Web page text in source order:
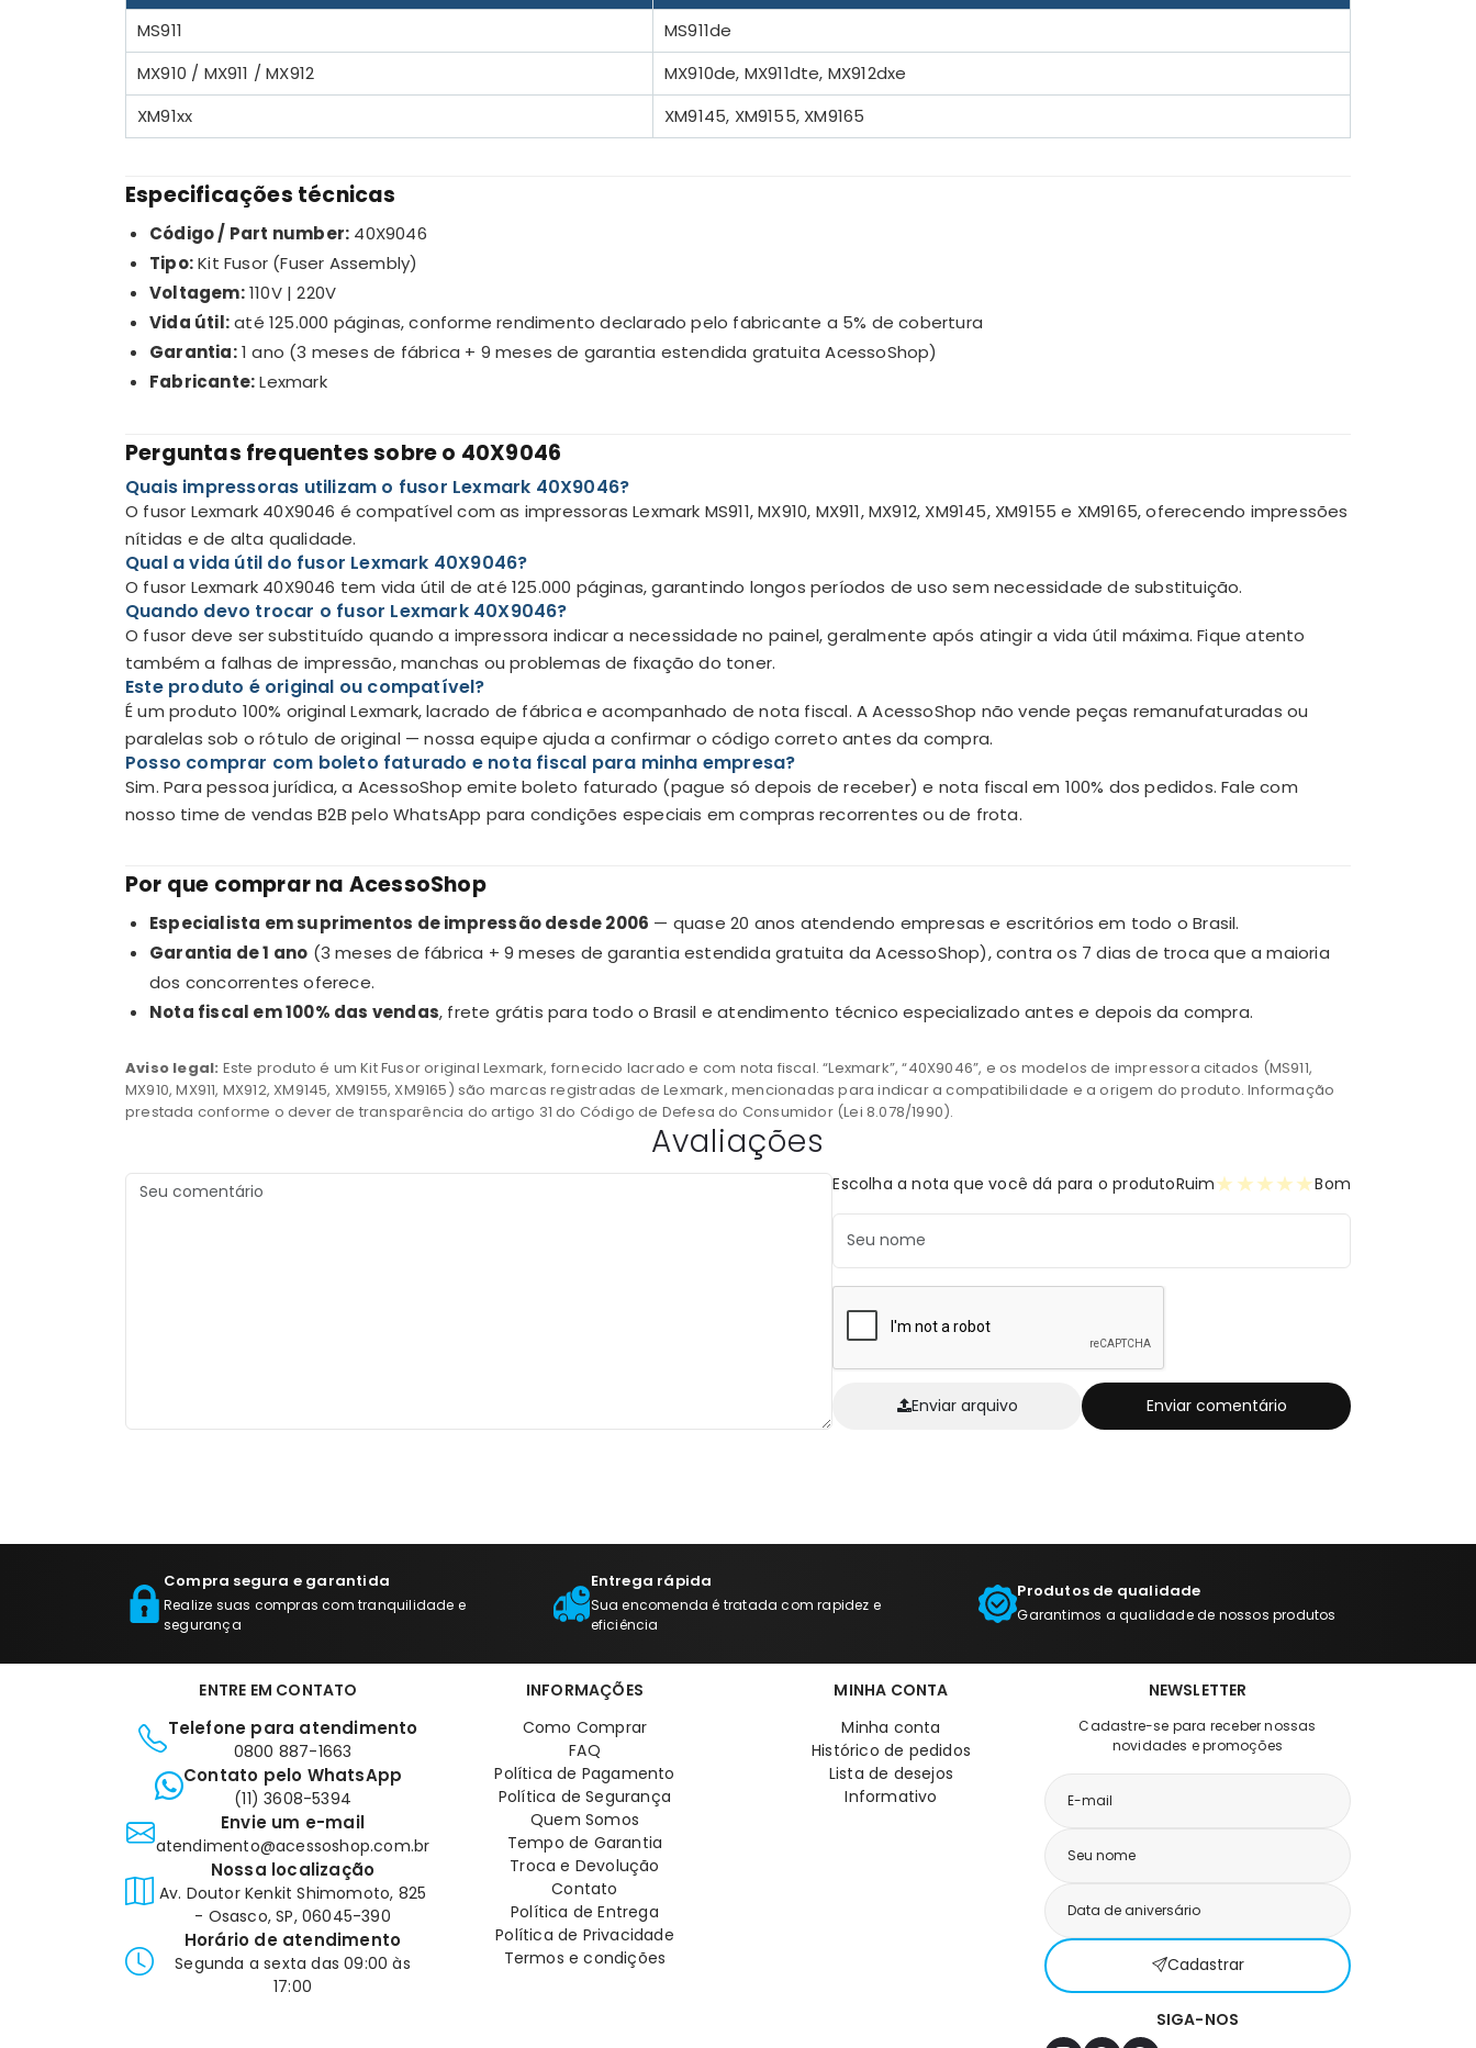
MS911
MS911de
MX910 / MX911 / MX912
MX910de, MX911dte, MX912dxe
XM91xx
XM9145, XM9155, XM9165
Especificações técnicas
Código / Part number: 40X9046
Tipo:Kit Fusor (Fuser Assembly)
Voltagem:110V | 220V
Vida útil:até 125.000 páginas, conforme rendimento declarado pelo fabricante a 5% de cobertura
Garantia:1 ano (3 meses de fábrica + 9 meses de garantia estendida gratuita AcessoShop)
Fabricante:Lexmark
Perguntas frequentes sobre o 40X9046
Quais impressoras utilizam o fusor Lexmark 40X9046?
O fusor Lexmark 40X9046 é compatível com as impressoras Lexmark MS911, MX910, MX911, MX912, XM9145, XM9155 e XM9165, oferecendo impressões
nítidas e de alta qualidade.
Qual a vida útil do fusor Lexmark 40X9046?
O fusor Lexmark 40X9046 tem vida útil de até 125.000 páginas, garantindo longos períodos de uso sem necessidade de substituição.
Quando devo trocar o fusor Lexmark 40X9046?
O fusor deve ser substituído quando a impressora indicar a necessidade no painel, geralmente após atingir a vida útil máxima. Fique atento
também a falhas de impressão, manchas ou problemas de fixação do toner.
Este produto é original ou compatível?
É um produto 100% original Lexmark, lacrado de fábrica e acompanhado de nota fiscal. A AcessoShop não vende peças remanufaturadas ou
paralelas sob o rótulo de original — nossa equipe ajuda a confirmar o código correto antes da compra.
Posso comprar com boleto faturado e nota fiscal para minha empresa?
Sim. Para pessoa jurídica, a AcessoShop emite boleto faturado (pague só depois de receber) e nota fiscal em 100% dos pedidos. Fale com
nosso time de vendas B2B pelo WhatsApp para condições especiais em compras recorrentes ou de frota.
Por que comprar na AcessoShop
Especialista em suprimentos de impressão desde 2006 — quase 20 anos atendendo empresas e escritórios em todo o Brasil.
Garantia de 1 ano (3 meses de fábrica + 9 meses de garantia estendida gratuita da AcessoShop), contra os 7 dias de troca que a maioria
dos concorrentes oferece.
Nota fiscal em 100% das vendas, frete grátis para todo o Brasil e atendimento técnico especializado antes e depois da compra.
Aviso legal: Este produto é um Kit Fusor original Lexmark, fornecido lacrado e com nota fiscal. “Lexmark”, “40X9046”, e os modelos de impressora citados (MS911,
MX910, MX911, MX912, XM9145, XM9155, XM9165) são marcas registradas de Lexmark, mencionadas para indicar a compatibilidade e a origem do produto. Informação
prestada conforme o dever de transparência do artigo 31 do Código de Defesa do Consumidor (Lei 8.078/1990).
Avaliações
Escolha a nota que você dá para o produtoRuim ★
★
★
★
★ Bom
Enviar arquivo Enviar comentário
Compra segura e garantida
Realize suas compras com tranquilidade e
segurança
Entrega rápida
Sua encomenda é tratada com rapidez e
eficiência
Produtos de qualidade
Garantimos a qualidade de nossos produtos
ENTRE EM CONTATO
Telefone para atendimento
0800 887-1663
Contato pelo WhatsApp
(11) 3608-5394
Envie um e-mail
atendimento@acessoshop.com.br
Nossa localização
Av. Doutor Kenkit Shimomoto, 825
- Osasco, SP, 06045-390
Horário de atendimento
Segunda a sexta das 09:00 às
17:00
INFORMAÇÕES
Como Comprar
FAQ
Política de Pagamento
Política de Segurança
Quem Somos
Tempo de Garantia
Troca e Devolução
Contato
Política de Entrega
Política de Privacidade
Termos e condições
MINHA CONTA
Minha conta
Histórico de pedidos
Lista de desejos
Informativo
NEWSLETTER
Cadastre-se para receber nossas
novidades e promoções
Cadastrar
SIGA-NOS